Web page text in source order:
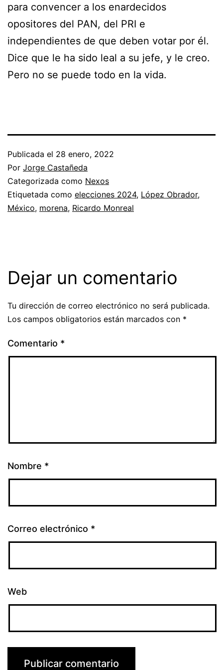
para convencer a los enardecidos
opositores del PAN, del PRI e
independientes de que deben votar por él.
Dice que le ha sido leal a su jefe, y le creo.
Pero no se puede todo en la vida.
Publicada el 28 enero, 2022
Por Jorge Castañeda
Categorizada como Nexos
Etiquetada como elecciones 2024, López Obrador,
México, morena, Ricardo Monreal
Dejar un comentario
Tu dirección de correo electrónico no será publicada.
Los campos obligatorios están marcados con *
Comentario *
Nombre *
Correo electrónico *
Web